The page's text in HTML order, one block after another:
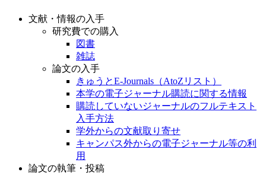
文献・情報の入手
研究費での購入
図書
雑誌
論文の入手
きゅうとE-Journals（AtoZリスト）
本学の電子ジャーナル購読に関する情報
購読していないジャーナルのフルテキスト
入手方法
学外からの文献取り寄せ
キャンパス外からの電子ジャーナル等の利
用
論文の執筆・投稿